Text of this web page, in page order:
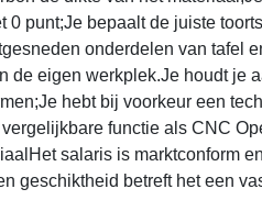
0 punt;Je bepaalt de juiste
onderdelen van tafel
de eigen werkplek.Je houdt je
hebt bij voorkeur een
functie als CNC
salaris is marktconform
geschiktheid betreft het een